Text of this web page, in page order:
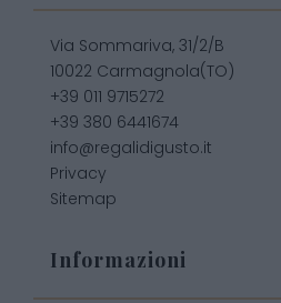
Via Sommariva, 31/2/B
10022 Carmagnola(TO)
+39 011 9715272
+39 380 6441674
info@regalidigusto.it
Privacy
Sitemap
Informazioni